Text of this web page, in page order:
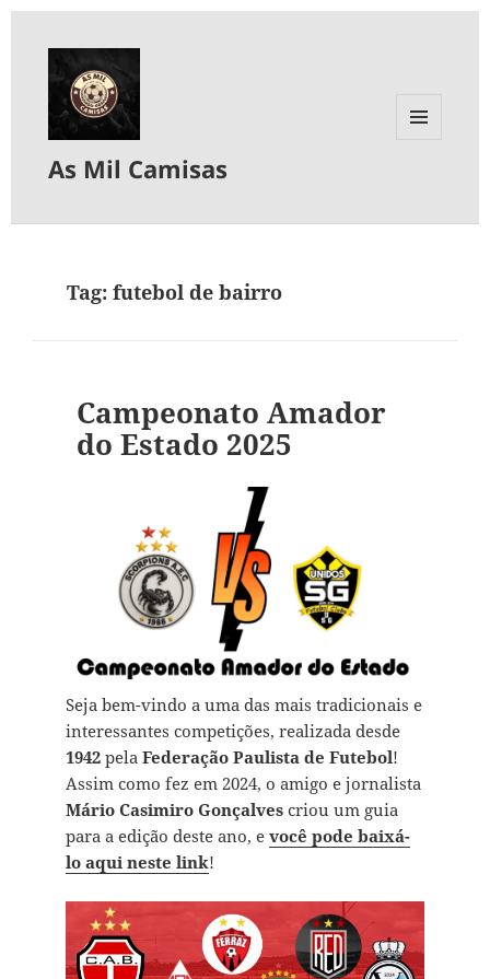
As Mil Camisas
Tag:futebol de bairro
Campeonato Amador
do Estado 2025
Seja bem-vindo a uma das mais tradicionais e
interessantes competições, realizada desde
1942pela Federação Paulista de Futebol!
Assim como fez em 2024, o amigo e jornalista
Mário Casimiro Gonçalvescriou um guia
para a edição deste ano, e você pode baixá-
lo aqui neste link!